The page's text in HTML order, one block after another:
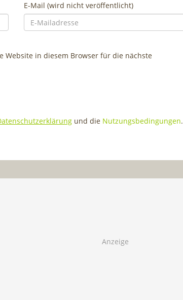
E-Mail (wird nicht veröffentlicht)
Website in diesem Browser für die nächste
und die Nutzungsbedingungen.